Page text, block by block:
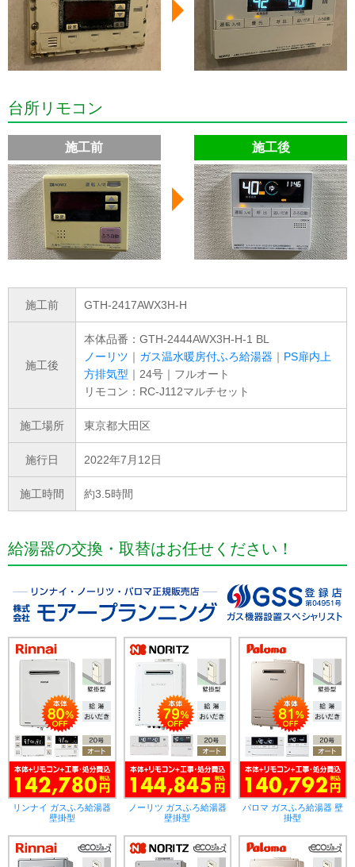
台所リモコン
施工前 施工後
施工前 GTH-2417AWX3H-H
施工後
本体品番：GTH-2444AWX3H-H-1 BL
ノーリツ ｜ ガス温水暖房付ふろ給湯器 ｜ PS扉内上
方排気型 ｜24号｜フルオート
リモコン：RC-J112マルチセット
施工場所 東京都大田区
施行日 2022年7月12日
施工時間 約3.5時間
給湯器の交換・取替はお任せください！
リンナイ ガスふろ給湯器
壁掛型
ノーリツ ガスふろ給湯器
壁掛型
パロマ ガスふろ給湯器 壁
掛型